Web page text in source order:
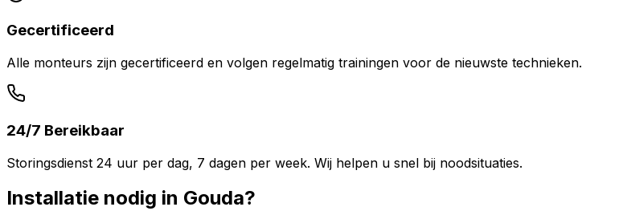
Gecertificeerd
Alle monteurs zijn gecertificeerd en volgen regelmatig trainingen voor de nieuwste technieken.
24/7 Bereikbaar
Storingsdienst 24 uur per dag, 7 dagen per week. Wij helpen u snel bij noodsituaties.
Installatie nodig in Gouda?